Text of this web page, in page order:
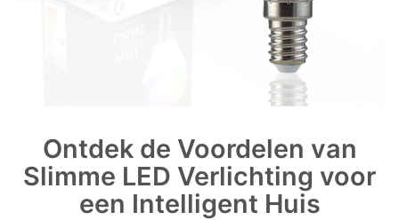
Ontdek de Voordelen van
Slimme LED Verlichting voor
een Intelligent Huis